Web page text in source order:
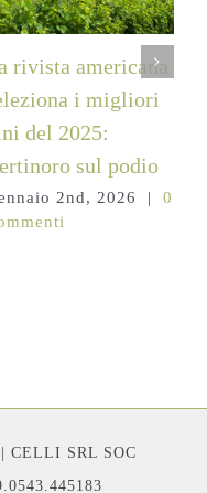
rivista americana
i migliori
del 2025:
sul podio
2nd, 2026 |
0
CELLI SRL SOC